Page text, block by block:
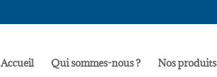
Accueil Qui sommes-nous ? Nos produits